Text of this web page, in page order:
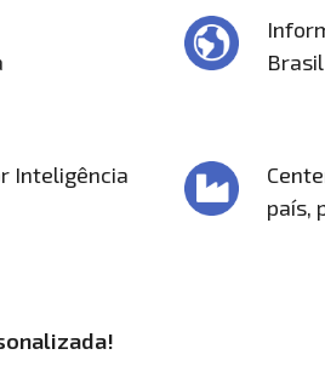
Inteligência
Brasil
país,